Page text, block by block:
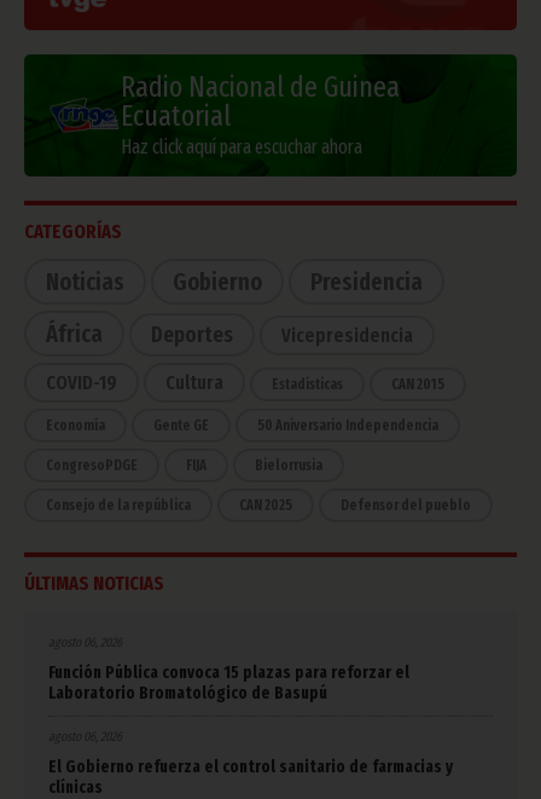
Radio Nacional de Guinea
Ecuatorial
Haz click aquí para escuchar ahora
CATEGORÍAS
Noticias Gobierno
Presidencia
África
Deportes Vicepresidencia
COVID-19 Cultura Estadísticas CAN 2015
Economía Gente GE 50 Aniversario Independencia
CongresoPDGE FIJA Bielorrusia
Consejo de la república CAN 2025 Defensor del pueblo
ÚLTIMAS NOTICIAS
agosto 06, 2026
Función Pública convoca 15 plazas para reforzar el
Laboratorio Bromatológico de Basupú
agosto 06, 2026
El Gobierno refuerza el control sanitario de farmacias y
clínicas